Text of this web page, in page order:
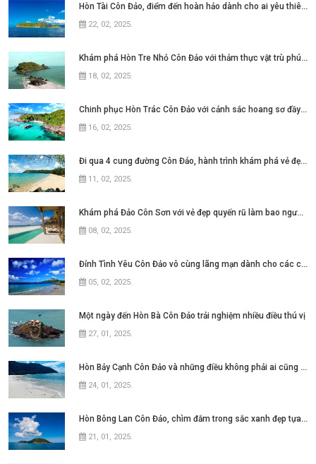
Hòn Tài Côn Đảo, điểm đến hoàn hảo dành cho ai yêu thiên nhiên
22, 02, 2025.
Khám phá Hòn Tre Nhỏ Côn Đảo với thảm thực vật trù phú đầy ấn tượng
18, 02, 2025.
Chinh phục Hòn Trác Côn Đảo với cảnh sắc hoang sơ đầy ấn tượng
16, 02, 2025.
Đi qua 4 cung đường Côn Đảo, hành trình khám phá vẻ đẹp quyến rũ
11, 02, 2025.
Khám phá Đảo Côn Sơn với vẻ đẹp quyến rũ làm bao người đắm say
08, 02, 2025.
Đỉnh Tình Yêu Côn Đảo vô cùng lãng mạn dành cho các cặp đôi
05, 02, 2025.
Một ngày đến Hòn Bà Côn Đảo trải nghiệm nhiều điều thú vị
27, 01, 2025.
Hòn Bảy Cạnh Côn Đảo và những điều không phải ai cũng biết
24, 01, 2025.
Hòn Bông Lan Côn Đảo, chìm đắm trong sắc xanh đẹp tựa thiên đường
21, 01, 2025.